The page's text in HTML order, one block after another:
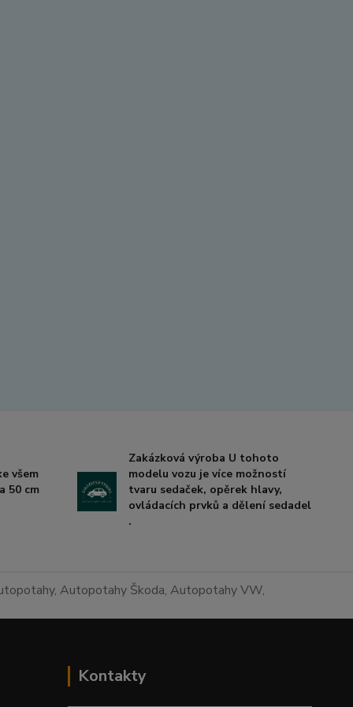
všem
50 cm
Zakázková výroba U tohoto
modelu vozu je více možností
tvaru sedaček, opěrek hlavy,
ovládacích prvků a dělení sedadel
.
Autopotahy Škoda, Autopotahy VW,
Kontakty